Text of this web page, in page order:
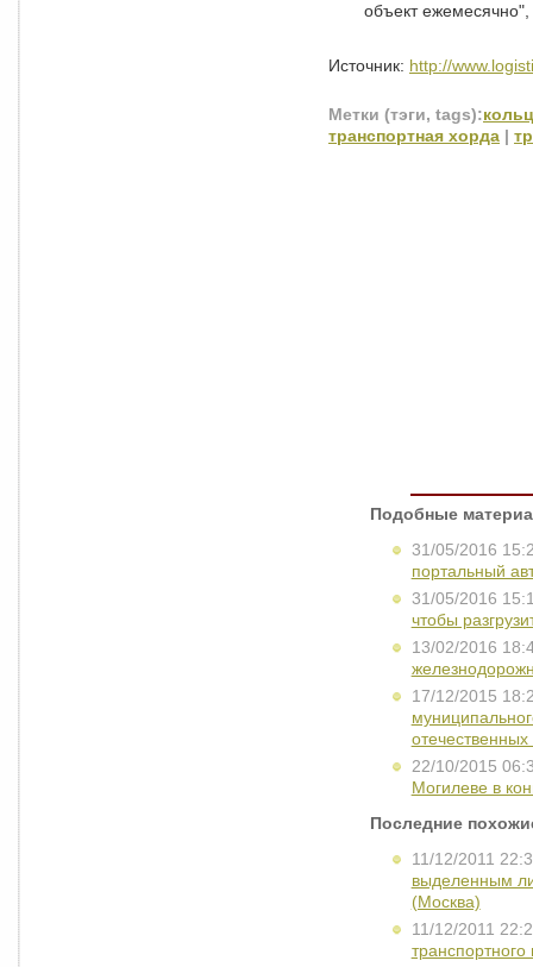
объект ежемесячно",
Источник: http://
Метки (тэги, tags):
транспортная хорда |
Подобные
31/05/2016
портальный
31/05/2016
чтобы
13/02/2016
17/12/2015
22/10/2015
Могилеве в
Последние
11/12/2011
выделенным
(Москва)
11/12/2011